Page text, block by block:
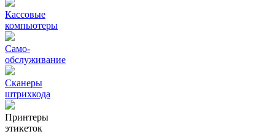
Кассовые
компьютеры
Само-
обслуживание
Сканеры
штрихкода
Принтеры
этикеток